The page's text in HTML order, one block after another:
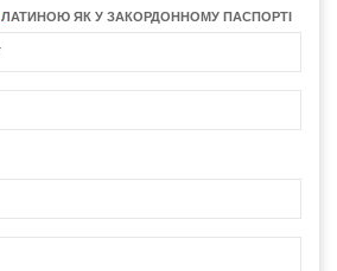
ЛАТИНОЮ ЯК У ЗАКОРДОННОМУ ПАСПОРТІ